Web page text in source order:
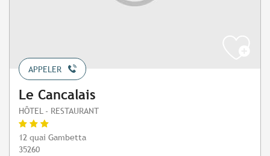
APPELER
Le Cancalais
HÔTEL - RESTAURANT
12 quai Gambetta
35260